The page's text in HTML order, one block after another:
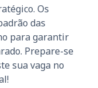
Os
das
para garantir
Prepare-se
sua vaga no